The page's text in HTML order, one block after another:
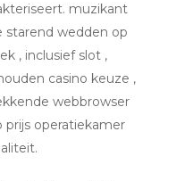
muzikant
starend wedden op
, inclusief slot ,
casino keuze ,
webbrowser
prijs operatiekamer